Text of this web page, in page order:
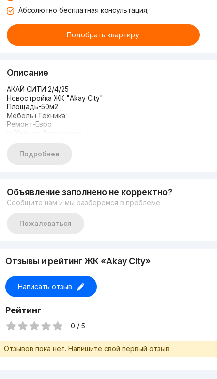
Абсолютно бесплатная консультация;
Подобрать квартиру
Описание
АКАЙ СИТИ 2/4/25
Новостройка ЖК "Akay City"
Площадь-50м2
Мебель+Техника
Ремонт-Евро
м. Хамида Алимджана
Мирзо-Улугбекский
Подробнее
Объявление заполнено не корректно?
Сообщите нам и мы разберёмся в проблеме
Пожаловаться
Отзывы и рейтинг ЖК «Akay City»
Написать отзыв
Рейтинг
0 / 5
Отзывов пока нет. Напишите свой первый отзыв